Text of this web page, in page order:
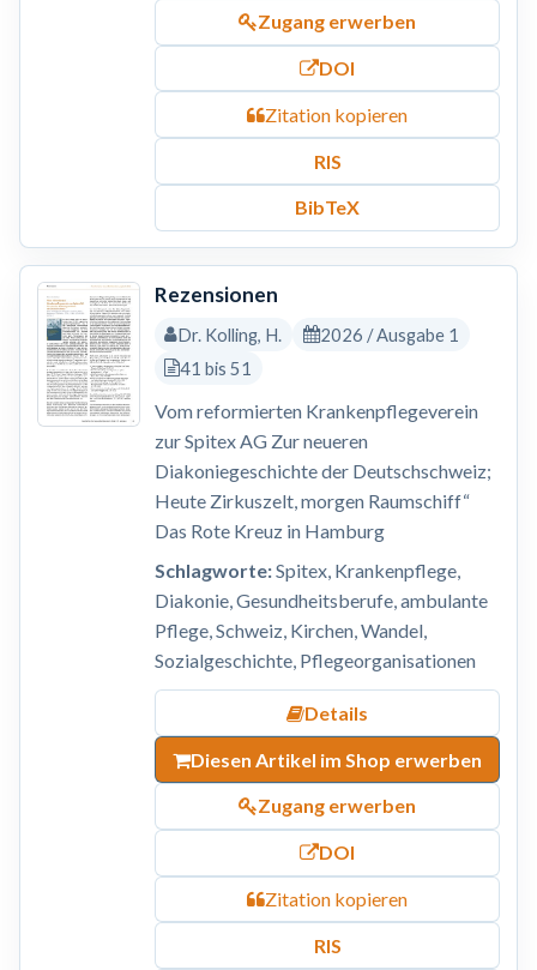
Zugang erwerben
DOI
Zitation kopieren
RIS
BibTeX
Rezensionen
Dr. Kolling, H.
2026 / Ausgabe 1
41 bis 51
Vom reformierten Krankenpflegeverein
zur Spitex AG Zur neueren
Diakoniegeschichte der Deutschschweiz;
Heute Zirkuszelt, morgen Raumschiff“
Das Rote Kreuz in Hamburg
Schlagworte:Spitex, Krankenpflege,
Diakonie, Gesundheitsberufe, ambulante
Pflege, Schweiz, Kirchen, Wandel,
Sozialgeschichte, Pflegeorganisationen
Details
Diesen Artikel im Shop erwerben
Zugang erwerben
DOI
Zitation kopieren
RIS